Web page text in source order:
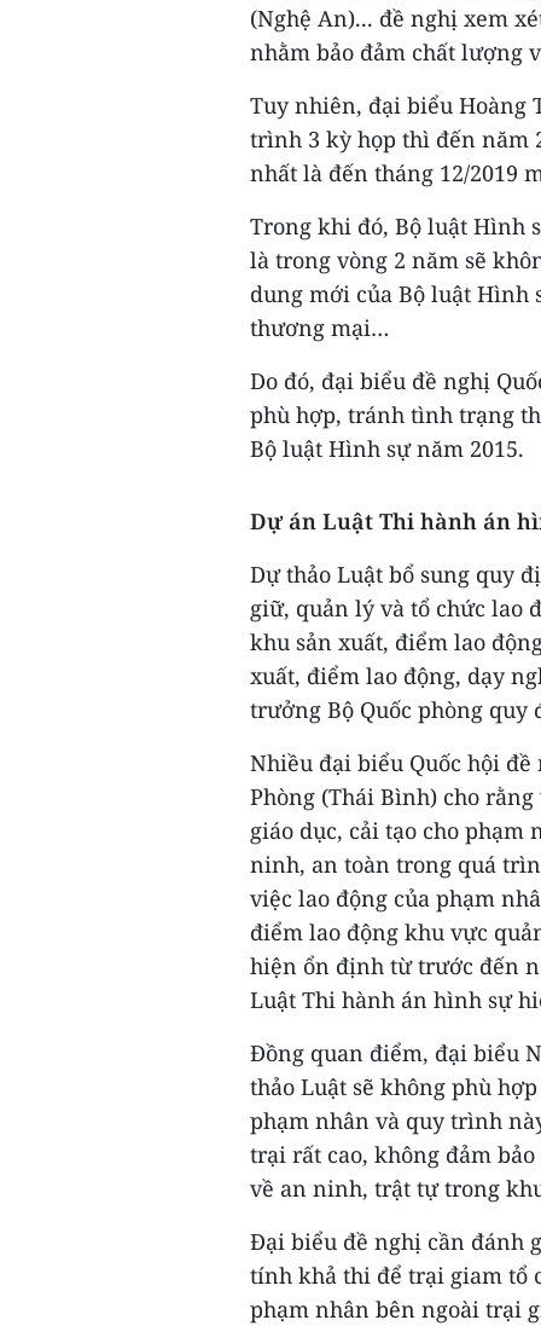
(Nghệ An)... đề nghị xem
nhằm bảo đảm chất lượng
Tuy nhiên, đại biểu Hoàng
trình 3 kỳ họp thì đến năm
nhất là đến tháng 12/2019
Trong khi đó, Bộ luật Hình
là trong vòng 2 năm sẽ
dung mới của Bộ luật
thương mại…
Do đó, đại biểu đề nghị
phù hợp, tránh tình trạng
Bộ luật Hình sự năm 2015.
Dự án Luật Thi hành án
Dự thảo Luật bổ sung quy
giữ, quản lý và tổ chức lao
khu sản xuất, điểm lao
xuất, điểm lao động, dạy
trưởng Bộ Quốc phòng quy
Nhiều đại biểu Quốc hội
Phòng (Thái Bình) cho
giáo dục, cải tạo cho
ninh, an toàn trong quá
việc lao động của phạm
điểm lao động khu vực
hiện ổn định từ trước đến
Luật Thi hành án hình sự
Đồng quan điểm, đại biểu
thảo Luật sẽ không phù
phạm nhân và quy trình
trại rất cao, không đảm
về an ninh, trật tự trong
Đại biểu đề nghị cần đánh
tính khả thi để trại giam tổ
phạm nhân bên ngoài trại